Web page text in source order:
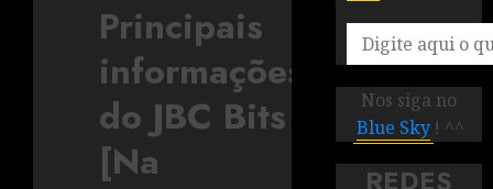
Principais
informações
do JBC Bits
[Na
Nos siga no
Blue Sky ! ^^
REDES